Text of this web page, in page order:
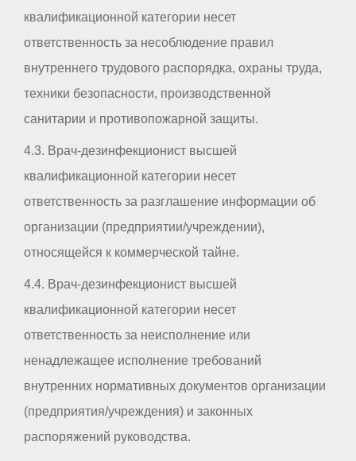
квалификационной категории несет
ответственность за несоблюдение правил
внутреннего трудового распорядка, охраны труда,
техники безопасности, производственной
санитарии и противопожарной защиты.
4.3. Врач-дезинфекционист высшей
квалификационной категории несет
ответственность за разглашение информации об
организации (предприятии/учреждении),
относящейся к коммерческой тайне.
4.4. Врач-дезинфекционист высшей
квалификационной категории несет
ответственность за неисполнение или
ненадлежащее исполнение требований
внутренних нормативных документов организации
(предприятия/учреждения) и законных
распоряжений руководства.